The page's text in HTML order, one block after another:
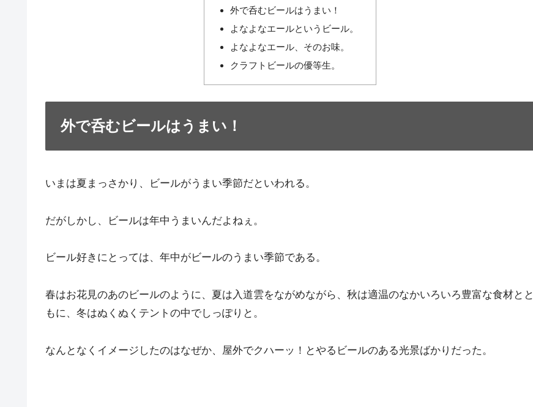
外で呑むビールはうまい！
よなよなエールというビール。
よなよなエール、そのお味。
クラフトビールの優等生。
外で呑むビールはうまい！
いまは夏まっさかり、ビールがうまい季節だといわれる。
だがしかし、ビールは年中うまいんだよねぇ。
ビール好きにとっては、年中がビールのうまい季節である。
春はお花見のあのビールのように、夏は入道雲をながめながら、秋は適温のなかいろいろ豊富な食材とと
もに、冬はぬくぬくテントの中でしっぽりと。
なんとなくイメージしたのはなぜか、屋外でクハーッ！とやるビールのある光景ばかりだった。